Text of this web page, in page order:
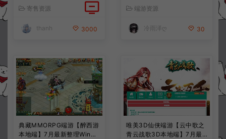
寄售资源
thanh 3000
宝阁+在线GM工具+PC客户
端+详细搭建教程
端游资源
冷雨泽ღ 30
典藏MMORPG端游【醉西游
本地端】7月最新整理Win一
唯美3D仙侠端游【云中歌之
青云战歌3D本地端】7月最